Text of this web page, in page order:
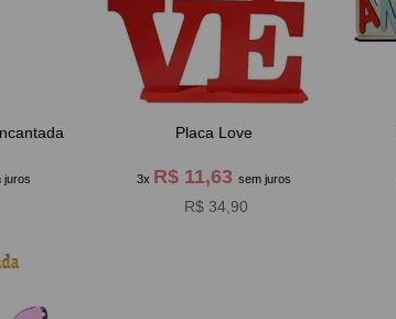
juros
Placa Love
3x R$ 11,63sem juros
R$ 34,90